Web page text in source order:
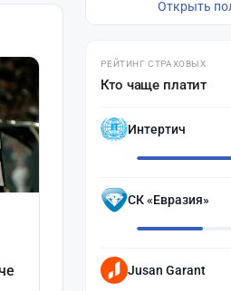
Открыть
РЕЙТИНГ СТРАХОВЫХ
Кто чаще платит
Интертич
СК «Евразия»
Jusan Garant